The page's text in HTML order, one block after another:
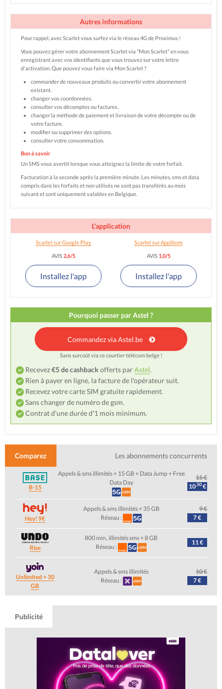
Autres informations
Pour rappel, avec Scarlet vous surfez via le réseau 4G de Proximus !
Vous pouvez gérer votre abonnement Scarlet via "Mon Scarlet" en vous
enregistrant avec vos identifiants que vous trouvez sur votre lettre
d'activation. Que pouvez vous faire via Mon Scarlet ?
commander de nouveaux produits ou convertir votre abonnement
existant.
changer vos coordonnées.
consulter vos décomptes ou factures.
changer la méthode de paiement et livraison de votre décompte ou de
votre facture.
modifier ou supprimer des options.
consulter votre consommation.
Bon à savoir
Un SMS vous avertit lorsque vous atteignez la limite de votre forfait.
Facturation à la seconde après la première minute. Les minutes, sms et data
compris dans les forfaits et non utilisés ne sont pas transférés au mois
suivant et sont uniquement valables en Belgique.
L'application
Scarlet sur Google Play
AVIS2,6/5
Installez l'app
Scarlet sur AppStore
AVIS 1,0/5
Installez l'app
Pourquoi passer par Astel ?
Recevez€5 de cashback offerts parAstel.
Rien à payer en ligne, la facture de l'opérateur suit.
Recevez votre carte SIM gratuite rapidement.
Sans changer de numéro de gsm.
Contrat d'une durée d'1 mois minimum.
Commandez via Astel.be
Sans surcoût via ce courtier télécom belge !
Comparez Les abonnements concurrents
B-15
Appels & sms illimités + 15 GB + Data Jump + Free
Data Day
15 €
10,50€
Hey! 9€
Appels & sms illimités + 35 GB
Réseau :
9 €
7 €
Rise
800 min, illimités sms + 8 GB
Réseau :
11 €
Unlimited + 30
GB
Appels & sms illimités
Réseau :
10 €
7 €
Publicité